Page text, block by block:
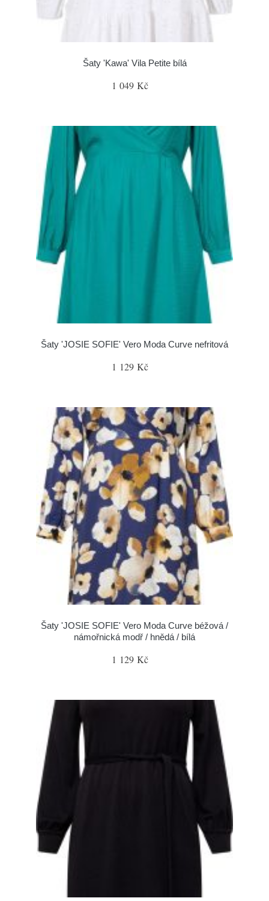
Šaty 'Kawa' Vila Petite bílá
1 049 Kč
Šaty 'JOSIE SOFIE' Vero Moda Curve nefritová
1 129 Kč
Šaty 'JOSIE SOFIE' Vero Moda Curve béžová /
námořnická modř / hnědá / bílá
1 129 Kč